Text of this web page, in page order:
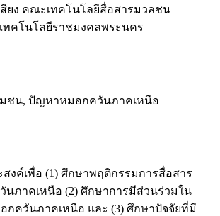
สียง คณะเทคโนโลยีสื่อสารมวลชน
ทคโนโลยีราชมงคลพระนคร
ชน, ปัญหาหมอกควันภาคเหนือ
งค์เพื่อ (1) ศึกษาพฤติกรรมการสื่อสาร
นภาคเหนือ (2) ศึกษาการมีส่วนร่วมใน
ควันภาคเหนือ และ (3) ศึกษาปัจจัยที่มี